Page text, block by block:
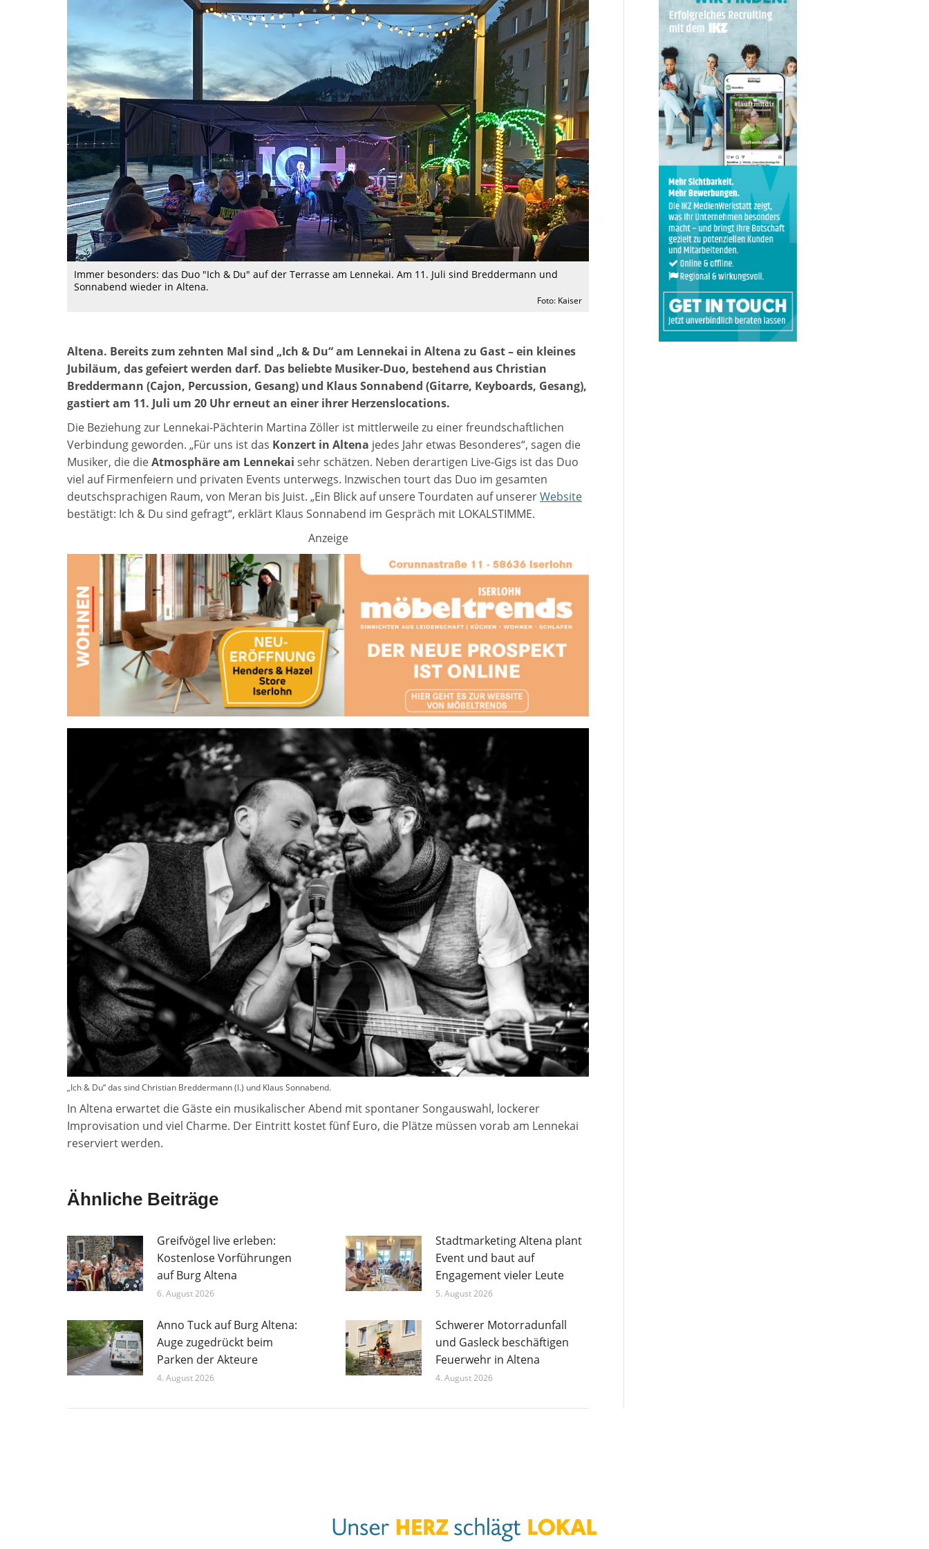
Immer besonders: das Duo "Ich & Du" auf der Terrasse am Lennekai. Am 11. Juli sind Breddermann und
Sonnabend wieder in Altena.
Foto: Kaiser
Altena. Bereits zum zehnten Mal sind „Ich & Du“ am Lennekai in Altena zu Gast – ein kleines
Jubiläum, das gefeiert werden darf. Das beliebte Musiker-Duo, bestehend aus Christian
Breddermann (Cajon, Percussion, Gesang) und Klaus Sonnabend (Gitarre, Keyboards, Gesang),
gastiert am 11. Juli um 20 Uhr erneut an einer ihrer Herzenslocations.
Die Beziehung zur Lennekai-Pächterin Martina Zöller ist mittlerweile zu einer freundschaftlichen
Verbindung geworden. „Für uns ist das Konzert in Altena jedes Jahr etwas Besonderes“, sagen die
Musiker, die dieAtmosphäre am Lennekai sehr schätzen. Neben derartigen Live-Gigs ist das Duo
viel auf Firmenfeiern und privaten Events unterwegs. Inzwischen tourt das Duo im gesamten
deutschsprachigen Raum, von Meran bis Juist. „Ein Blick auf unsere Tourdaten auf unsererWebsite
bestätigt: Ich & Du sind gefragt“, erklärt Klaus Sonnabend im Gespräch mit LOKALSTIMME.
Anzeige
„Ich & Du“ das sind Christian Breddermann (l.) und Klaus Sonnabend.
In Altena erwartet die Gäste ein musikalischer Abend mit spontaner Songauswahl, lockerer
Improvisation und viel Charme. Der Eintritt kostet fünf Euro, die Plätze müssen vorab am Lennekai
reserviert werden.
Ähnliche Beiträge
Greifvögel live erleben:
Kostenlose Vorführungen
auf Burg Altena
6. August 2026
Stadtmarketing Altena plant
Event und baut auf
Engagement vieler Leute
5. August 2026
Anno Tuck auf Burg Altena:
Auge zugedrückt beim
Parken der Akteure
4. August 2026
Schwerer Motorradunfall
und Gasleck beschäftigen
Feuerwehr in Altena
4. August 2026